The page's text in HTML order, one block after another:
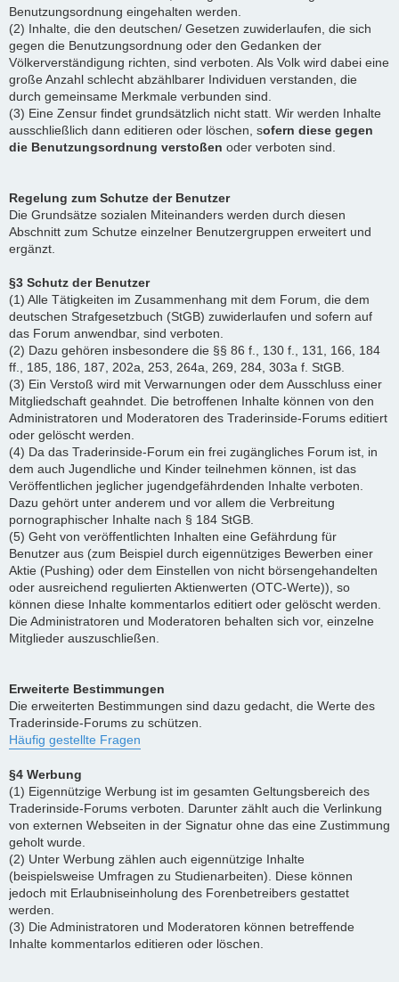
Benutzungsordnung eingehalten werden.
(2) Inhalte, die den deutschen/ Gesetzen zuwiderlaufen, die sich
gegen die Benutzungsordnung oder den Gedanken der
Völkerverständigung richten, sind verboten. Als Volk wird dabei eine
große Anzahl schlecht abzählbarer Individuen verstanden, die
durch gemeinsame Merkmale verbunden sind.
(3) Eine Zensur findet grundsätzlich nicht statt. Wir werden Inhalte
ausschließlich dann editieren oder löschen, sofern diese gegen
die Benutzungsordnung verstoßen oder verboten sind.
Regelung zum Schutze der Benutzer
Die Grundsätze sozialen Miteinanders werden durch diesen
Abschnitt zum Schutze einzelner Benutzergruppen erweitert und
ergänzt.
§3 Schutz der Benutzer
(1) Alle Tätigkeiten im Zusammenhang mit dem Forum, die dem
deutschen Strafgesetzbuch (StGB) zuwiderlaufen und sofern auf
das Forum anwendbar, sind verboten.
(2) Dazu gehören insbesondere die §§ 86 f., 130 f., 131, 166, 184
ff., 185, 186, 187, 202a, 253, 264a, 269, 284, 303a f. StGB.
(3) Ein Verstoß wird mit Verwarnungen oder dem Ausschluss einer
Mitgliedschaft geahndet. Die betroffenen Inhalte können von den
Administratoren und Moderatoren des Traderinside-Forums editiert
oder gelöscht werden.
(4) Da das Traderinside-Forum ein frei zugängliches Forum ist, in
dem auch Jugendliche und Kinder teilnehmen können, ist das
Veröffentlichen jeglicher jugendgefährdenden Inhalte verboten.
Dazu gehört unter anderem und vor allem die Verbreitung
pornographischer Inhalte nach § 184 StGB.
(5) Geht von veröffentlichten Inhalten eine Gefährdung für
Benutzer aus (zum Beispiel durch eigennütziges Bewerben einer
Aktie (Pushing) oder dem Einstellen von nicht börsengehandelten
oder ausreichend regulierten Aktienwerten (OTC-Werte)), so
können diese Inhalte kommentarlos editiert oder gelöscht werden.
Die Administratoren und Moderatoren behalten sich vor, einzelne
Mitglieder auszuschließen.
Erweiterte Bestimmungen
Die erweiterten Bestimmungen sind dazu gedacht, die Werte des
Traderinside-Forums zu schützen.
Häufig gestellte Fragen
§4 Werbung
(1) Eigennützige Werbung ist im gesamten Geltungsbereich des
Traderinside-Forums verboten. Darunter zählt auch die Verlinkung
von externen Webseiten in der Signatur ohne das eine Zustimmung
geholt wurde.
(2) Unter Werbung zählen auch eigennützige Inhalte
(beispielsweise Umfragen zu Studienarbeiten). Diese können
jedoch mit Erlaubniseinholung des Forenbetreibers gestattet
werden.
(3) Die Administratoren und Moderatoren können betreffende
Inhalte kommentarlos editieren oder löschen.